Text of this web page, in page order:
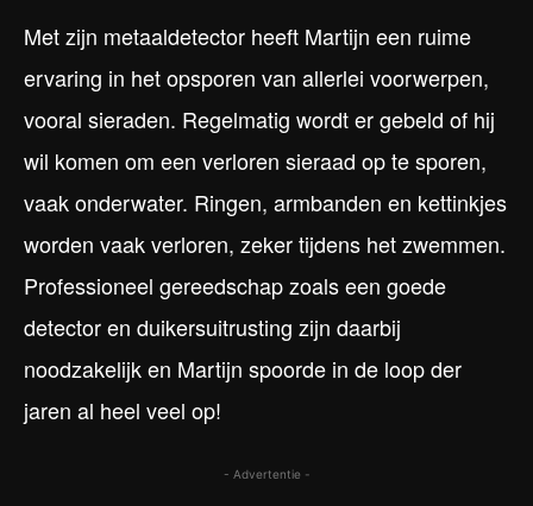
Met zijn metaaldetector heeft Martijn een ruime
ervaring in het opsporen van allerlei voorwerpen,
vooral sieraden. Regelmatig wordt er gebeld of hij
wil komen om een verloren sieraad op te sporen,
vaak onderwater. Ringen, armbanden en kettinkjes
worden vaak verloren, zeker tijdens het zwemmen.
Professioneel gereedschap zoals een goede
detector en duikersuitrusting zijn daarbij
noodzakelijk en Martijn spoorde in de loop der
jaren al heel veel op!
- Advertentie -